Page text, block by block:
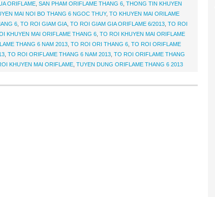
ORIFLAME SAN PHAM ORIFLAME THANG 6 THONG TIN KHUYEN
MAI NOI BO THANG 6 NGOC THUY, TO KHUYEN MAI ORILAME
6 TO ROI GIAM GIA TO ROI GIAM GIA ORIFLAME 6/2013 TO ROI
KHUYEN MAI ORIFLAME THANG 6 TO ROI KHUYEN MAI ORIFLAME
THANG 6 NAM 2013 TO ROI ORI THANG 6 TO ROI ORIFLAME
TO ROI ORIFLAME THANG 6 NAM 2013 TO ROI ORIFLAME THANG
KHUYEN MAI ORIFLAME TUYEN DUNG ORIFLAME THANG 6 2013